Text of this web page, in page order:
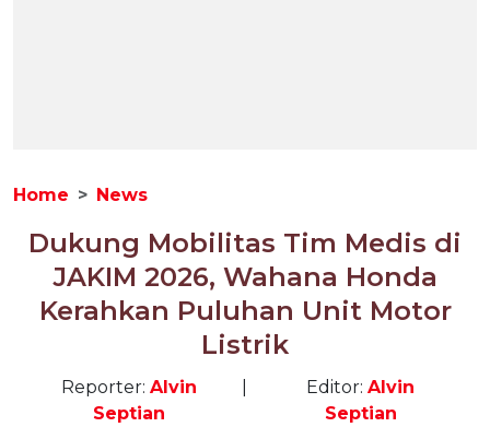
Home News
Dukung Mobilitas Tim Medis di
JAKIM 2026, Wahana Honda
Kerahkan Puluhan Unit Motor
Listrik
Reporter: Alvin
Septian
Editor:Alvin
Septian